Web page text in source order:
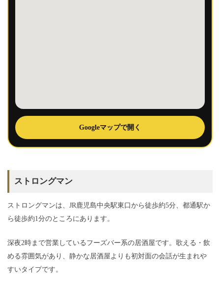
Googleマップで開く
ストロングマン
ストロングマンは、JR鹿児島中央駅東口から徒歩約5分、都通駅か
ら徒歩約1分のところにあります。
深夜2時まで営業しているフーズバー系の居酒屋です。歌える・飲
める雰囲気があり、静かな居酒屋よりも初対面の会話が生まれや
すいタイプです。